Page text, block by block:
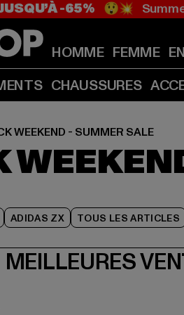
-65% 😲💥
HOMME FEMME
CHAUSSURES
WEEKEND - SUMMER SALE
ADIDAS ZX TOUS LES ARTICLES
MEILLEURES